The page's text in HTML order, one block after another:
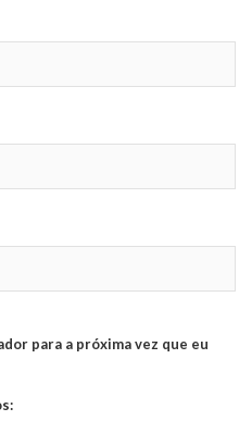
para a próxima vez que eu